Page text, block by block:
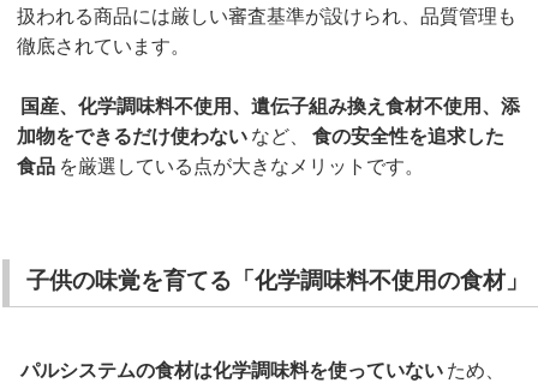
扱われる商品には厳しい審査基準が設けられ、品質管理も
徹底されています。
国産、化学調味料不使用、遺伝子組み換え食材不使用、添
加物をできるだけ使わない など、
食の安全性を追求した
食品 を厳選している点が大きなメリットです。
子供の味覚を育てる「化学調味料不使用の食材」
パルシステムの食材は化学調味料を使っていない ため、